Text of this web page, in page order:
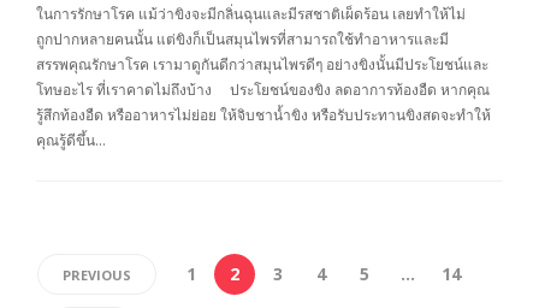
ในการรักษาโรค แม้ว่าขิงจะมีกลิ่นฉุนและมีรสชาติเผ็ดร้อน เลยทำให้ไม่
ถูกปากหลายคนนั้น แต่ขิงก็เป็นสมุนไพรที่สามารถใช้ทำอาหารและมี
สรรพคุณรักษาโรค เรามาดูกันดีกว่าสมุนไพรดีๆ อย่างขิงนั้นมีประโยชน์และ
โทษอะไร ที่เราคาดไม่ถึงบ้าง ประโยชน์ของขิง ลดอาการท้องอืด หากคุณ
รู้สึกท้องอืด หรืออาหารไม่ย่อย ให้จิบชาน้ำขิง หรือรับประทานขิงสดจะทำให้
คุณรู้ดีขึ้น…
PREVIOUS 1 2 3 4 5 … 14